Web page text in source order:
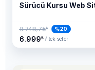
Sürücü Kursu Web
8.748,75₺ %20
6.999₺ / tek sefer